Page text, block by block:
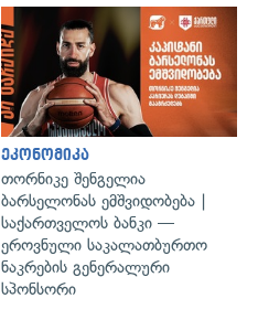
ეკონომიკა
თორნიკე შენგელია
ბარსელონას ემშვიდობება |
საქართველოს ბანკი —
ეროვნული საკალათბურთო
ნაკრების გენერალური
სპონსორი